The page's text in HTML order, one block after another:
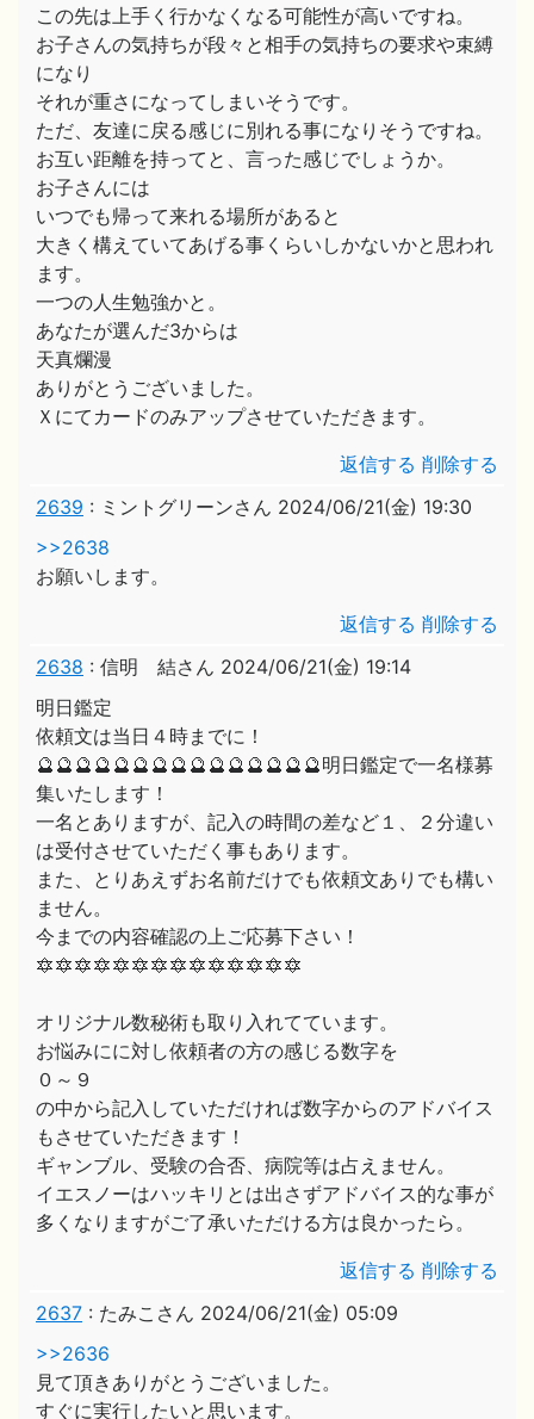
この先は上手く行かなくなる可能性が高いですね。
お子さんの気持ちが段々と相手の気持ちの要求や束縛
になり
それが重さになってしまいそうです。
ただ、友達に戻る感じに別れる事になりそうですね。
お互い距離を持ってと、言った感じでしょうか。
お子さんには
いつでも帰って来れる場所があると
大きく構えていてあげる事くらいしかないかと思われ
ます。
一つの人生勉強かと。
あなたが選んだ3からは
天真爛漫
ありがとうございました。
Ｘにてカードのみアップさせていただきます。
返信する 削除する
2639 : ミントグリーンさん 2024/06/21(金) 19:30
>>2638
お願いします。
返信する 削除する
2638 : 信明 結さん 2024/06/21(金) 19:14
明日鑑定
依頼文は当日４時までに！
🔮🔮🔮🔮🔮🔮🔮🔮🔮🔮🔮🔮🔮🔮🔮明日鑑定で一名様募
集いたします！
一名とありますが、記入の時間の差など１、２分違い
は受付させていただく事もあります。
また、とりあえずお名前だけでも依頼文ありでも構い
ません。
今までの内容確認の上ご応募下さい！
🔯🔯🔯🔯🔯🔯🔯🔯🔯🔯🔯🔯🔯🔯
オリジナル数秘術も取り入れてています。
お悩みにに対し依頼者の方の感じる数字を
０～９
の中から記入していただければ数字からのアドバイス
もさせていただきます！
ギャンブル、受験の合否、病院等は占えません。
イエスノーはハッキリとは出さずアドバイス的な事が
多くなりますがご了承いただける方は良かったら。
返信する 削除する
2637 : たみこさん 2024/06/21(金) 05:09
>>2636
見て頂きありがとうございました。
すぐに実行したいと思います。